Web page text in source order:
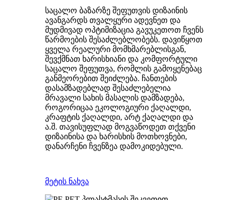
საცალო ბაზარზე შეფუთვის დიზაინის
ავანგარდს თვალყური ადევნეთ და
მუდმივად ოპტიმიზაცია გავუკეთოთ ჩვენს
წარმოების შესაძლებლობებს. დავიწყოთ
ყველა რეალური მომხმარებლისგან,
შევქმნათ ხარისხიანი და კომფორტული
საცალო შეფუთვა, რომლის გამოყენებაც
განმეორებით შეიძლება. ჩანთების
დასამზადებლად შესაძლებელია
მრავალი სახის მასალის დამზადება,
როგორიცაა ეკოლოგიური ქაღალდი,
კრაფტის ქაღალდი, არტ ქაღალდი და
ა.შ. თავისუფლად მოგვაწოდეთ თქვენი
დიზაინისა და ხარისხის მოთხოვნები,
დანარჩენი ჩვენზეა დამოკიდებული.
მეტის ნახვა